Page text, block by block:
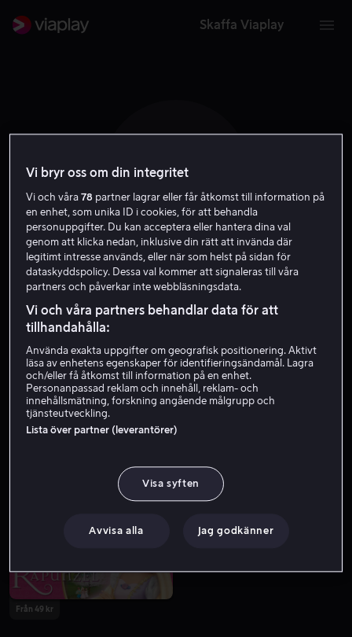
Skaffa Viaplay
T K
Terry Klassen
Från 49 kr
Från 49 kr
Vi bryr oss om din integritet
Vi och våra78 partner lagrar eller får åtkomst till information på
en enhet, som unika ID i cookies, för att behandla
personuppgifter. Du kan acceptera eller hantera dina val
genom att klicka nedan, inklusive din rätt att invända där
legitimt intresse används, eller när som helst på sidan för
dataskyddspolicy. Dessa val kommer att signaleras till våra
partners och påverkar inte webbläsningsdata.
Vi och våra partners behandlar data för att
tillhandahålla:
Använda exakta uppgifter om geografisk positionering. Aktivt
läsa av enhetens egenskaper för identifieringsändamål. Lagra
och/eller få åtkomst till information på en enhet.
Personanpassad reklam och innehåll, reklam- och
innehållsmätning, forskning angående målgrupp och
tjänsteutveckling.
Lista över partner (leverantörer)
Visa syften
Avvisa alla Jag godkänner